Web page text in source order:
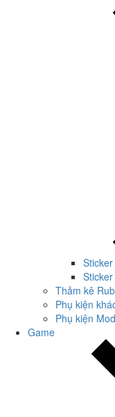
Thảm kê
Phụ kiện
Phụ kiện
Game